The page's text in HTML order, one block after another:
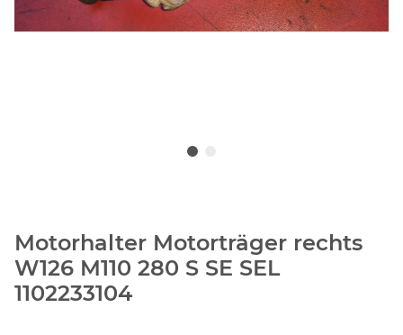
Motorhalter Motorträger rechts
W126 M110 280 S SE SEL
1102233104